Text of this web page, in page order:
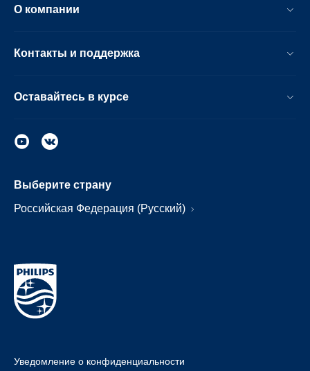
О компании
Контакты и поддержка
Оставайтесь в курсе
Выберите страну
Российская Федерация (Русский)
Уведомление о конфиденциальности